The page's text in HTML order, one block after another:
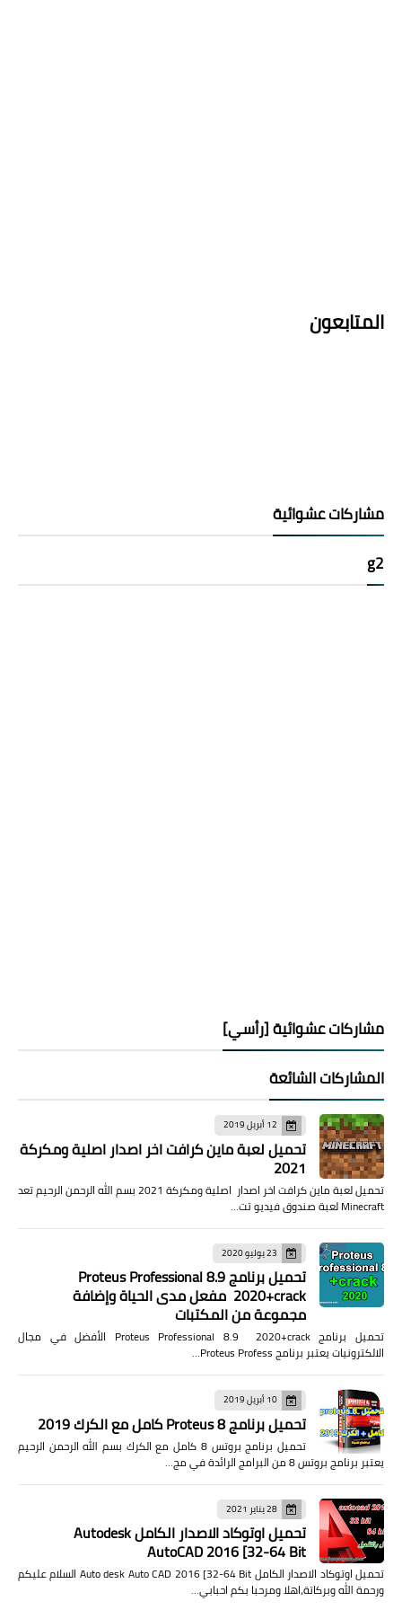
المتابعون
مشاركات عشوائية
g2
مشاركات عشوائية [رأسي]
المشاركات الشائعة
12 أبريل 2019
تحميل لعبة ماين كرافت اخر اصدار اصلية ومكركة
2021
تحميل لعبة ماين كرافت اخر اصدار اصلية ومكركة 2021 بسم الله الرحمن الرحيم تعد
Minecraft لعبة صندوق فيديو تت…
23 يوليو 2020
تحميل برنامج Proteus Professional 8.9
2020+crack مفعل مدى الحياة وإضافة
مجموعة من المكتبات
تحميل برنامج Proteus Professional 8.9 2020+crack الأفضل في مجال
الالكترونيات يعتبر برنامج Proteus Profess…
10 أبريل 2019
تحميل برنامج Proteus 8 كامل مع الكرك 2019
تحميل برنامج بروتس 8 كامل مع الكرك بسم الله الرحمن الرحيم
يعتبر برنامج بروتس 8 من البرامج الرائدة في مج…
28 يناير 2021
تحميل اوتوكاد الاصدار الكامل Autodesk
AutoCAD 2016 [32-64 Bit
تحميل اوتوكاد الاصدار الكامل Auto desk Auto CAD 2016 [32-64 Bit السلام عليكم
ورحمة الله وبركاتة،اهلا ومرحبا بكم احبابي…